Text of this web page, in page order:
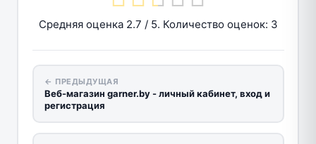
Средняя оценка 2.7 / 5. Количество оценок: 3
← ПРЕДЫДУЩАЯ
Веб-магазин garner.by - личный кабинет, вход и
регистрация